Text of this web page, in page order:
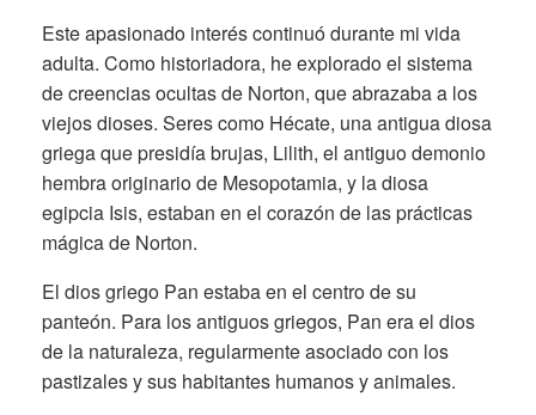
Este apasionado interés continuó durante mi vida
adulta. Como historiadora, he explorado el sistema
de creencias ocultas de Norton, que abrazaba a los
viejos dioses. Seres como Hécate, una antigua diosa
griega que presidía brujas, Lilith, el antiguo demonio
hembra originario de Mesopotamia, y la diosa
egipcia Isis, estaban en el corazón de las prácticas
mágica de Norton.
El dios griego Pan estaba en el centro de su
panteón. Para los antiguos griegos, Pan era el dios
de la naturaleza, regularmente asociado con los
pastizales y sus habitantes humanos y animales.